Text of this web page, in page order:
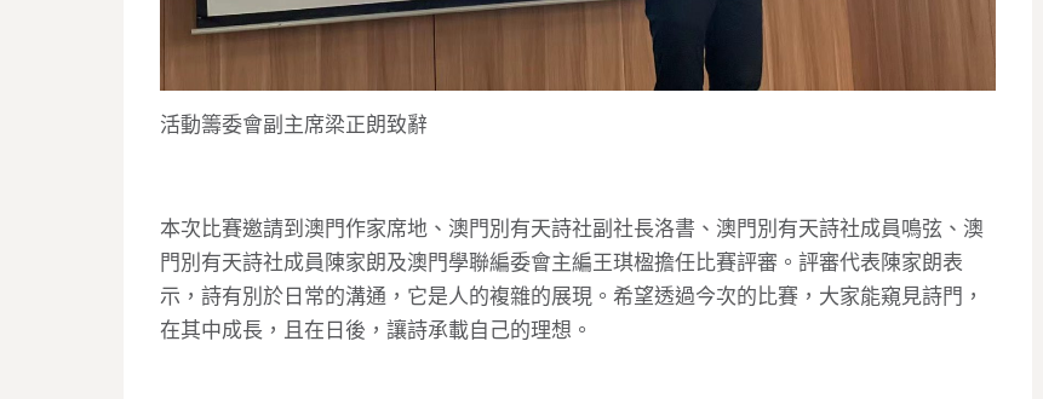
活動籌委會副主席梁正朗致辭
本次比賽邀請到澳門作家席地、澳門別有天詩社副社長洛書、澳門別有天詩社成員鳴弦、澳
門別有天詩社成員陳家朗及澳門學聯編委會主編王琪楹擔任比賽評審。評審代表陳家朗表
示，詩有別於日常的溝通，它是人的複雜的展現。希望透過今次的比賽，大家能窺見詩門，
在其中成長，且在日後，讓詩承載自己的理想。